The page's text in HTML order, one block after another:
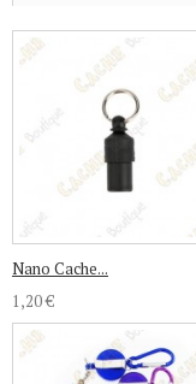
Nano Cache...
1,20 €